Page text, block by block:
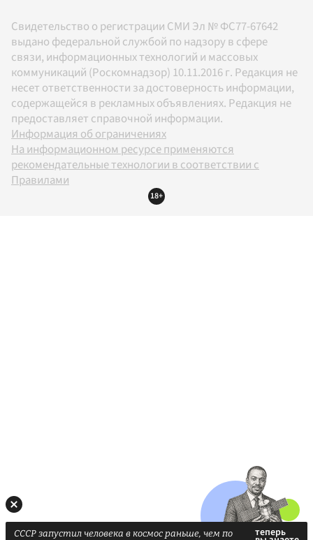
Свидетельство о регистрации СМИ Эл № ФС77-67642
выдано федеральной службой по надзору в сфере
связи, информационных технологий и массовых
коммуникаций (Роскомнадзор) 10.11.2016 г. Редакция не
несет ответственности за достоверность информации,
содержащейся в рекламных объявлениях. Редакция не
предоставляет справочной информации.
Информация об ограничениях
На информационном ресурсе применяются
рекомендательные технологии в соответствии с
Правилами
18+
СССР запустил человека в космос раньше, чем по